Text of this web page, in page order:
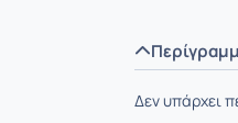
Δεν υπάρχει